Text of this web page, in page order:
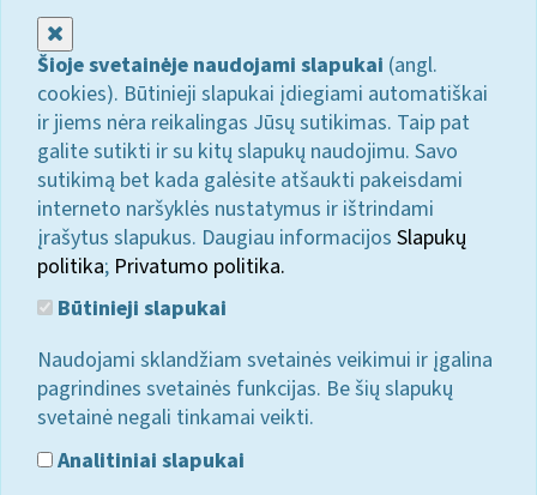
Šioje svetainėje naudojami slapukai (angl.
cookies). Būtinieji slapukai įdiegiami automatiškai
ir jiems nėra reikalingas Jūsų sutikimas. Taip pat
galite sutikti ir su kitų slapukų naudojimu. Savo
sutikimą bet kada galėsite atšaukti pakeisdami
interneto naršyklės nustatymus ir ištrindami
įrašytus slapukus. Daugiau informacijos Slapukų
politika; Privatumo politika.
Būtinieji slapukai
Naudojami sklandžiam svetainės veikimui ir įgalina
pagrindines svetainės funkcijas. Be šių slapukų
svetainė negali tinkamai veikti.
Analitiniai slapukai